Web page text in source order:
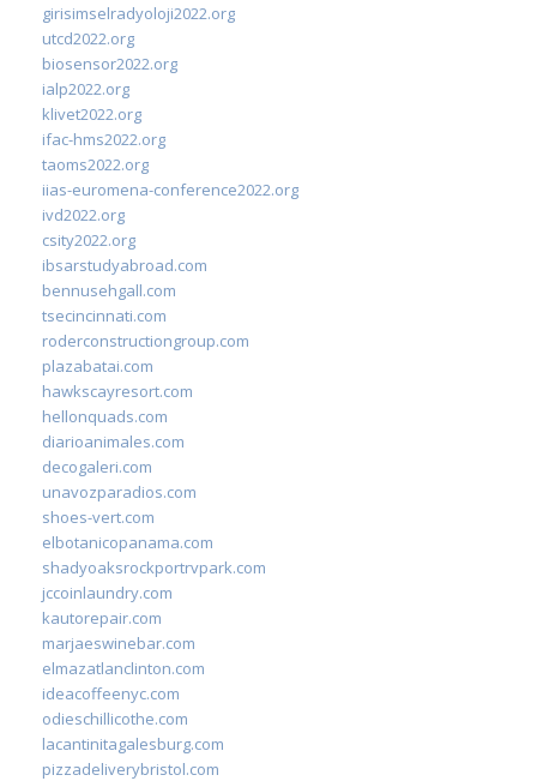
girisimselradyoloji2022.org
utcd2022.org
biosensor2022.org
ialp2022.org
klivet2022.org
ifac-hms2022.org
taoms2022.org
iias-euromena-conference2022.org
ivd2022.org
csity2022.org
ibsarstudyabroad.com
bennusehgall.com
tsecincinnati.com
roderconstructiongroup.com
plazabatai.com
hawkscayresort.com
hellonquads.com
diarioanimales.com
decogaleri.com
unavozparadios.com
shoes-vert.com
elbotanicopanama.com
shadyoaksrockportrvpark.com
jccoinlaundry.com
kautorepair.com
marjaeswinebar.com
elmazatlanclinton.com
ideacoffeenyc.com
odieschillicothe.com
lacantinitagalesburg.com
pizzadeliverybristol.com